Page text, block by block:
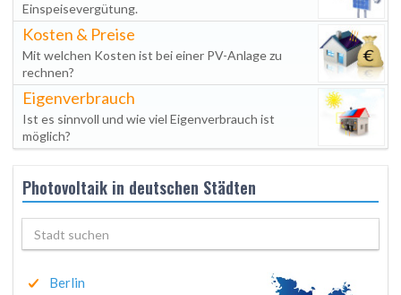
Einspeisevergütung.
Kosten & Preise
Mit welchen Kosten ist bei einer PV-Anlage zu
rechnen?
Eigenverbrauch
Ist es sinnvoll und wie viel Eigenverbrauch ist
möglich?
Photovoltaik in deutschen Städten
Berlin